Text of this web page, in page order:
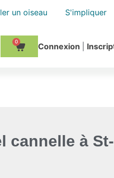
un oiseau S'impliquer
0 Сonnexion
cannelle à